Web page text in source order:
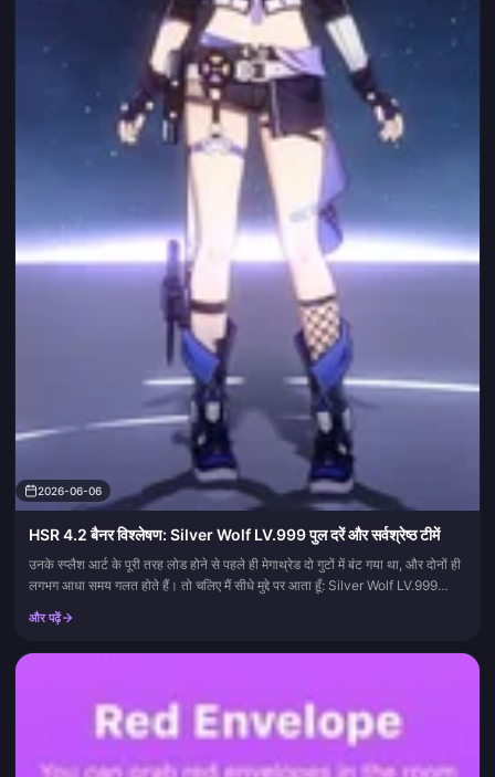
2026-06-06
HSR 4.2 बैनर विश्लेषण: Silver Wolf LV.999 पुल दरें और सर्वश्रेष्ठ टीमें
उनके स्प्लैश आर्ट के पूरी तरह लोड होने से पहले ही मेगाथ्रेड दो गुटों में बंट गया था, और दोनों ही
लगभग आधा समय गलत होते हैं। तो चलिए मैं सीधे मुद्दे पर आता हूँ: Silver Wolf LV.999
और पढ़ें